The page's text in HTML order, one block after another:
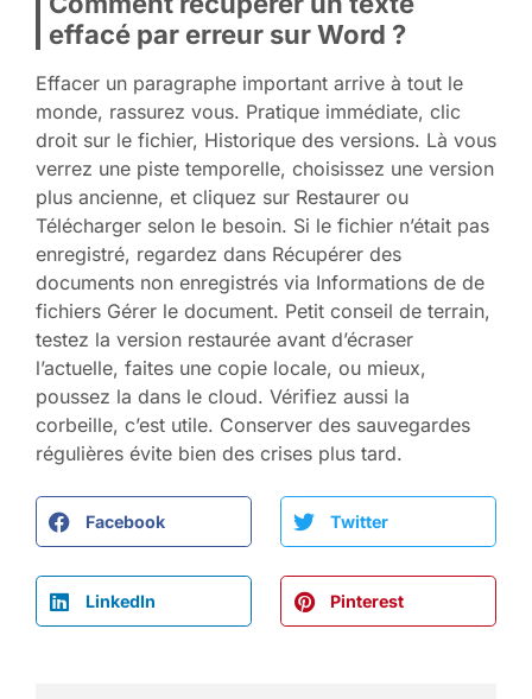
effacé par erreur sur Word ?
Effacer un paragraphe important arrive à tout le
monde, rassurez vous. Pratique immédiate, clic
droit sur le fichier, Historique des versions. Là vous
verrez une piste temporelle, choisissez une version
plus ancienne, et cliquez sur Restaurer ou
Télécharger selon le besoin. Si le fichier n’était pas
enregistré, regardez dans Récupérer des
documents non enregistrés via Informations de de
fichiers Gérer le document. Petit conseil de terrain,
testez la version restaurée avant d’écraser
l’actuelle, faites une copie locale, ou mieux,
poussez la dans le cloud. Vérifiez aussi la
corbeille, c’est utile. Conserver des sauvegardes
régulières évite bien des crises plus tard.
Facebook Twitter
LinkedIn Pinterest